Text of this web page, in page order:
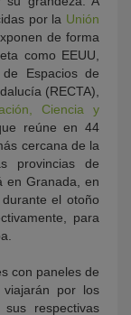
por la Unión
de forma
como EEUU,
Espacios de
(RECTA),
Ciencia y
reúne en 44
cercana de la
provincias de
en Granada, en
el otoño
para
con paneles de
por los
respectivas